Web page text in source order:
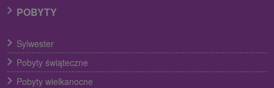
POBYTY
Sylwester
Pobyty świąteczne
Pobyty wielkanocne